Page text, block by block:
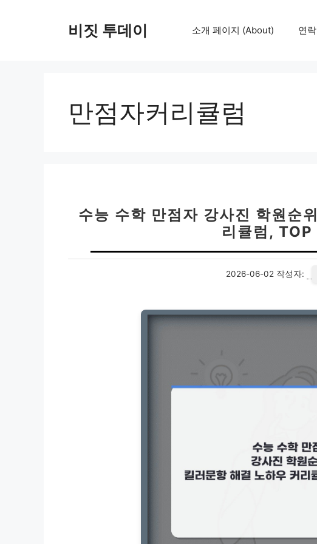
비짓 투데이 소개 페이지 (About) 연
만점자커리큘럼
수능 수학 만점자 강사진 학원순
리큘럼, TOP
2026-06-02 작성자: